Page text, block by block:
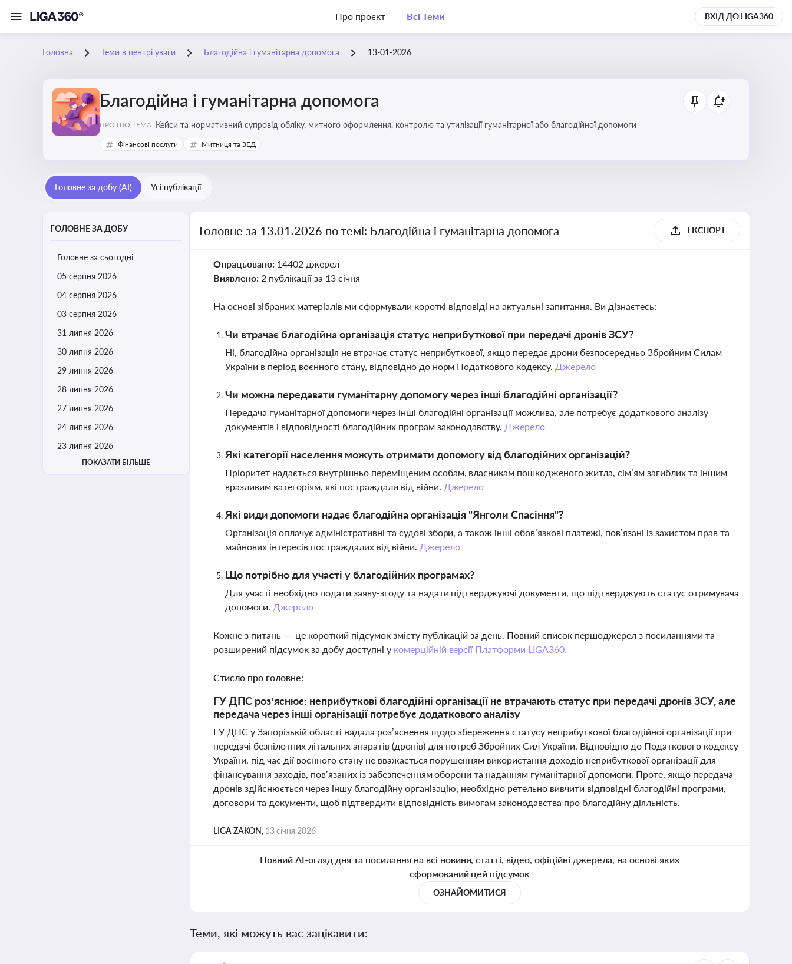
Про проєкт Всі Теми ВХІД ДО LIGA360
Головна Теми в центрі уваги Благодійна і гуманітарна допомога 13-01-2026
Благодійна і гуманітарна допомога
ПРО ЩО ТЕМА: Кейси та нормативний супровід обліку, митного оформлення, контролю та утилізації гуманітарної або благодійної допомоги
Фінансові послуги Митниця та ЗЕД
Головне за добу (AI) Усі публікації
ГОЛОВНЕ ЗА ДОБУ
Головне за сьогодні
05 серпня 2026
04 серпня 2026
03 серпня 2026
31 липня 2026
30 липня 2026
29 липня 2026
28 липня 2026
27 липня 2026
24 липня 2026
23 липня 2026
ПОКАЗАТИ БІЛЬШЕ
Головне за 13.01.2026 по темі: Благодійна і гуманітарна допомога ЕКСПОРТ
Опрацьовано: 14402 джерел
Виявлено: 2 публікації за 13 січня
На основі зібраних матеріалів ми сформували короткі відповіді на актуальні запитання. Ви дізнаєтесь:
Чи втрачає благодійна організація статус неприбуткової при передачі дронів ЗСУ?
Ні, благодійна організація не втрачає статус неприбуткової, якщо передає дрони безпосередньо Збройним Силам
України в період воєнного стану, відповідно до норм Податкового кодексу. Джерело
Чи можна передавати гуманітарну допомогу через інші благодійні організації?
Передача гуманітарної допомоги через інші благодійні організації можлива, але потребує додаткового аналізу
документів і відповідності благодійних програм законодавству. Джерело
Які категорії населення можуть отримати допомогу від благодійних організацій?
Пріоритет надається внутрішньо переміщеним особам, власникам пошкодженого житла, сім’ям загиблих та іншим
вразливим категоріям, які постраждали від війни. Джерело
Які види допомоги надає благодійна організація "Янголи Спасіння"?
Організація оплачує адміністративні та судові збори, а також інші обов’язкові платежі, пов’язані із захистом прав та
майнових інтересів постраждалих від війни. Джерело
Що потрібно для участі у благодійних програмах?
Для участі необхідно подати заяву-згоду та надати підтверджуючі документи, що підтверджують статус отримувача
допомоги. Джерело
Кожне з питань — це короткий підсумок змісту публікацій за день. Повний список першоджерел з посиланнями та
розширений підсумок за добу доступні у комерційній версії Платформи LIGA360.
Стисло про головне:
ГУ ДПС роз’яснює: неприбуткові благодійні організації не втрачають статус при передачі дронів ЗСУ, але
передача через інші організації потребує додаткового аналізу
ГУ ДПС у Запорізькій області надала роз’яснення щодо збереження статусу неприбуткової благодійної організації при
передачі безпілотних літальних апаратів (дронів) для потреб Збройних Сил України. Відповідно до Податкового кодексу
України, під час дії воєнного стану не вважається порушенням використання доходів неприбуткової організації для
фінансування заходів, пов’язаних із забезпеченням оборони та наданням гуманітарної допомоги. Проте, якщо передача
дронів здійснюється через іншу благодійну організацію, необхідно ретельно вивчити відповідні благодійні програми,
договори та документи, щоб підтвердити відповідність вимогам законодавства про благодійну діяльність.
LIGA ZAKON, 13 січня 2026
Повний AI-огляд дня та посилання на всі новини, статті, відео, офіційні джерела, на основі яких
сформований цей підсумок
ОЗНАЙОМИТИСЯ
Теми, які можуть вас зацікавити: